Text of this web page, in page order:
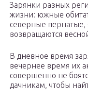
Зарянки разных
жизни: южные
северные пернатые,
возвращаются
В дневное время
вечернее время их
совершенно не
дачникам, чтобы